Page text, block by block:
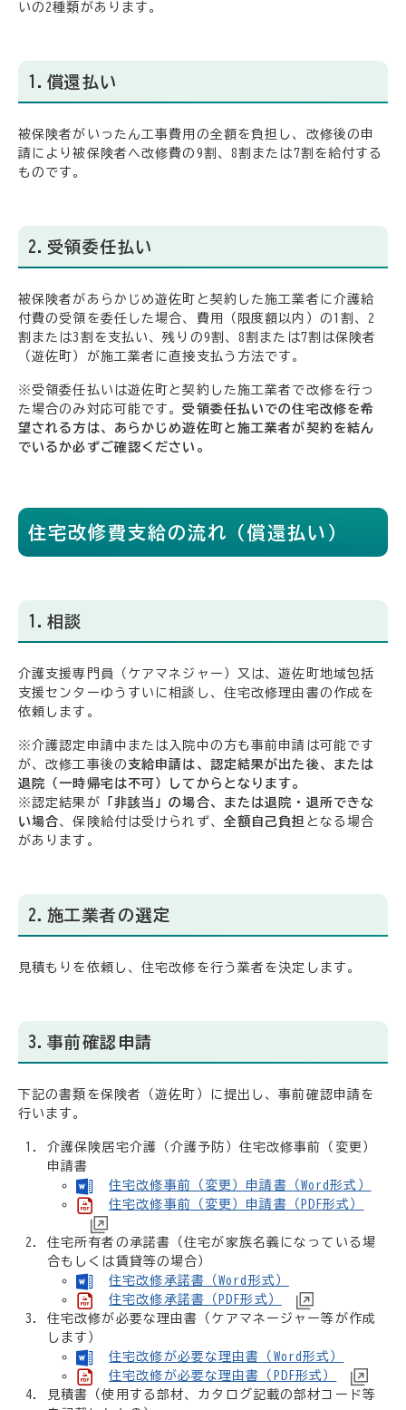
いの2種類があります。
1.償還払い
被保険者がいったん工事費用の全額を負担し、改修後の申
請により被保険者へ改修費の9割、8割または7割を給付する
ものです。
2.受領委任払い
被保険者があらかじめ遊佐町と契約した施工業者に介護給
付費の受領を委任した場合、費用（限度額以内）の1割、2
割または3割を支払い、残りの9割、8割または7割は保険者
（遊佐町）が施工業者に直接支払う方法です。
※受領委任払いは遊佐町と契約した施工業者で改修を行っ
た場合のみ対応可能です。受領委任払いでの住宅改修を希
望される方は、あらかじめ遊佐町と施工業者が契約を結ん
でいるか必ずご確認ください。
住宅改修費支給の流れ（償還払い）
1.相談
介護支援専門員（ケアマネジャー）又は、遊佐町地域包括
支援センターゆうすいに相談し、住宅改修理由書の作成を
依頼します。
※介護認定申請中または入院中の方も事前申請は可能です
が、改修工事後の 支給申請は、認定結果が出た後、または
退院（一時帰宅は不可）してからとなります。
※認定結果が 「非該当」の場合、または退院・退所できな
い場合、保険給付は受けられず、 全額自己負担 となる場合
があります。
2.施工業者の選定
見積もりを依頼し、住宅改修を行う業者を決定します。
3.事前確認申請
下記の書類を保険者（遊佐町）に提出し、事前確認申請を
行います。
介護保険居宅介護（介護予防）住宅改修事前（変更）
申請書
住宅改修事前（変更）申請書（Word形式）
住宅改修事前（変更）申請書（PDF形式）
住宅所有者の承諾書（住宅が家族名義になっている場
合もしくは賃貸等の場合）
住宅改修承諾書（Word形式）
住宅改修承諾書（PDF形式）
住宅改修が必要な理由書（ケアマネージャー等が作成
します）
住宅改修が必要な理由書（Word形式）
住宅改修が必要な理由書（PDF形式）
見積書（使用する部材、カタログ記載の部材コード等